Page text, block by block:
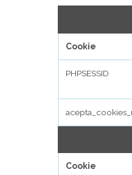
Cookie
PHPSESSID
Cookie